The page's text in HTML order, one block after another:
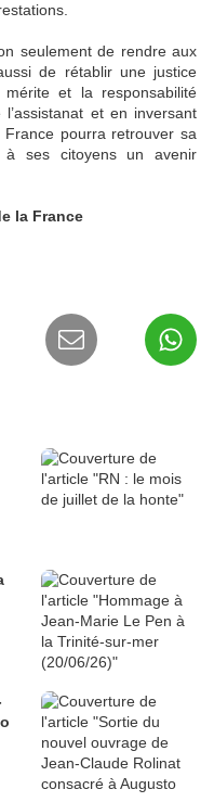
seulement de rendre aux
de rétablir une justice
et la responsabilité
et en inversant
pourra retrouver sa
à ses citoyens un avenir
la France